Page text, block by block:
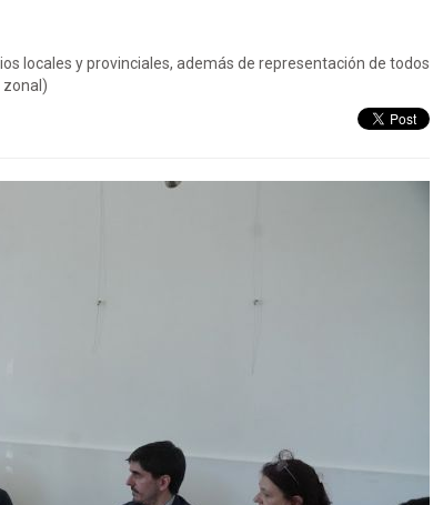
locales y provinciales, además de representación de todos
zonal)